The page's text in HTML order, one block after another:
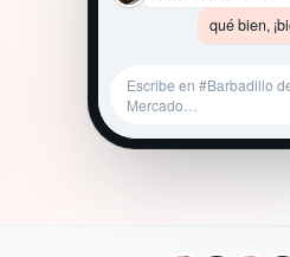
qué bien,
Escribe en #Barbadillo
Mercado…